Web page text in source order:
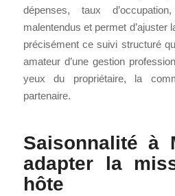
dépenses, taux
malentendus et permet d’ajuster
précisément ce suivi structuré
amateur d’une gestion
yeux du propriétaire, la
partenaire.
Saisonnalité à
adapter la
hôte